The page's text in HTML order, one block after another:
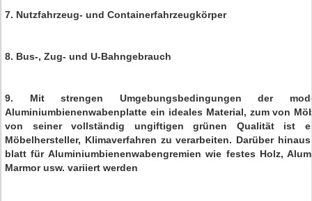
7. Nutzfahrzeug- und Containerfahrzeugkörper
8. Bus-, Zug- und U-Bahngebrauch
9. Mit strengen Umgebungsbedingungen der
Aluminiumbienenwabenplatte ein ideales Material, zum von
von seiner vollständig ungiftigen grünen Qualität ist
Möbelhersteller, Klimaverfahren zu verarbeiten. Darüber
blatt für Aluminiumbienenwabengremien wie festes Holz,
Marmor usw. variiert werden